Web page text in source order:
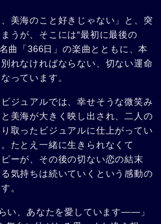
美海のこと好きじゃない」と、突
うが、そこには“最初に最後の
曲「366日」の楽曲とともに、本
れなければならない、切ない運命
っています。
ジュアルでは、幸せそうな微笑み
美海が大きく映し出され、二人の
取ったビジュアルに仕上がってい
たとえ一緒に生きられなくて
ーが、その後の切ない恋の結末
気持ちは続いていくという感動の
。
い、あなたを愛しています――」